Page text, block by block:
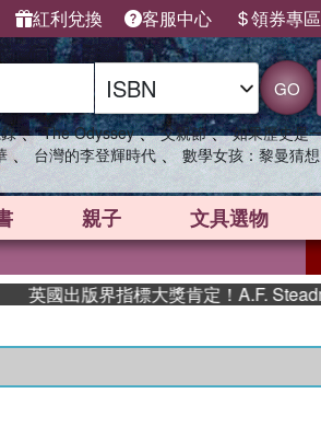
紅利兌換 客服中心 領券專區
GO
、 The Odyssey 、 父親節 、 如果歷史是
、 台灣的李登輝時代 、 數學女孩：黎曼猜想
親子 文具選物
英國出版界指標大獎肯定！A.F.